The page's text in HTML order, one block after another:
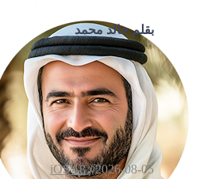
بقلم خالد محمد
2026-08-05 /
iOS 18